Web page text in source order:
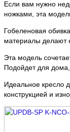
Если вам нужно
ножками, эта
Гобеленовая
материалы делают
Эта модель
Подойдет для
Идеальное кресло
конструкцией и